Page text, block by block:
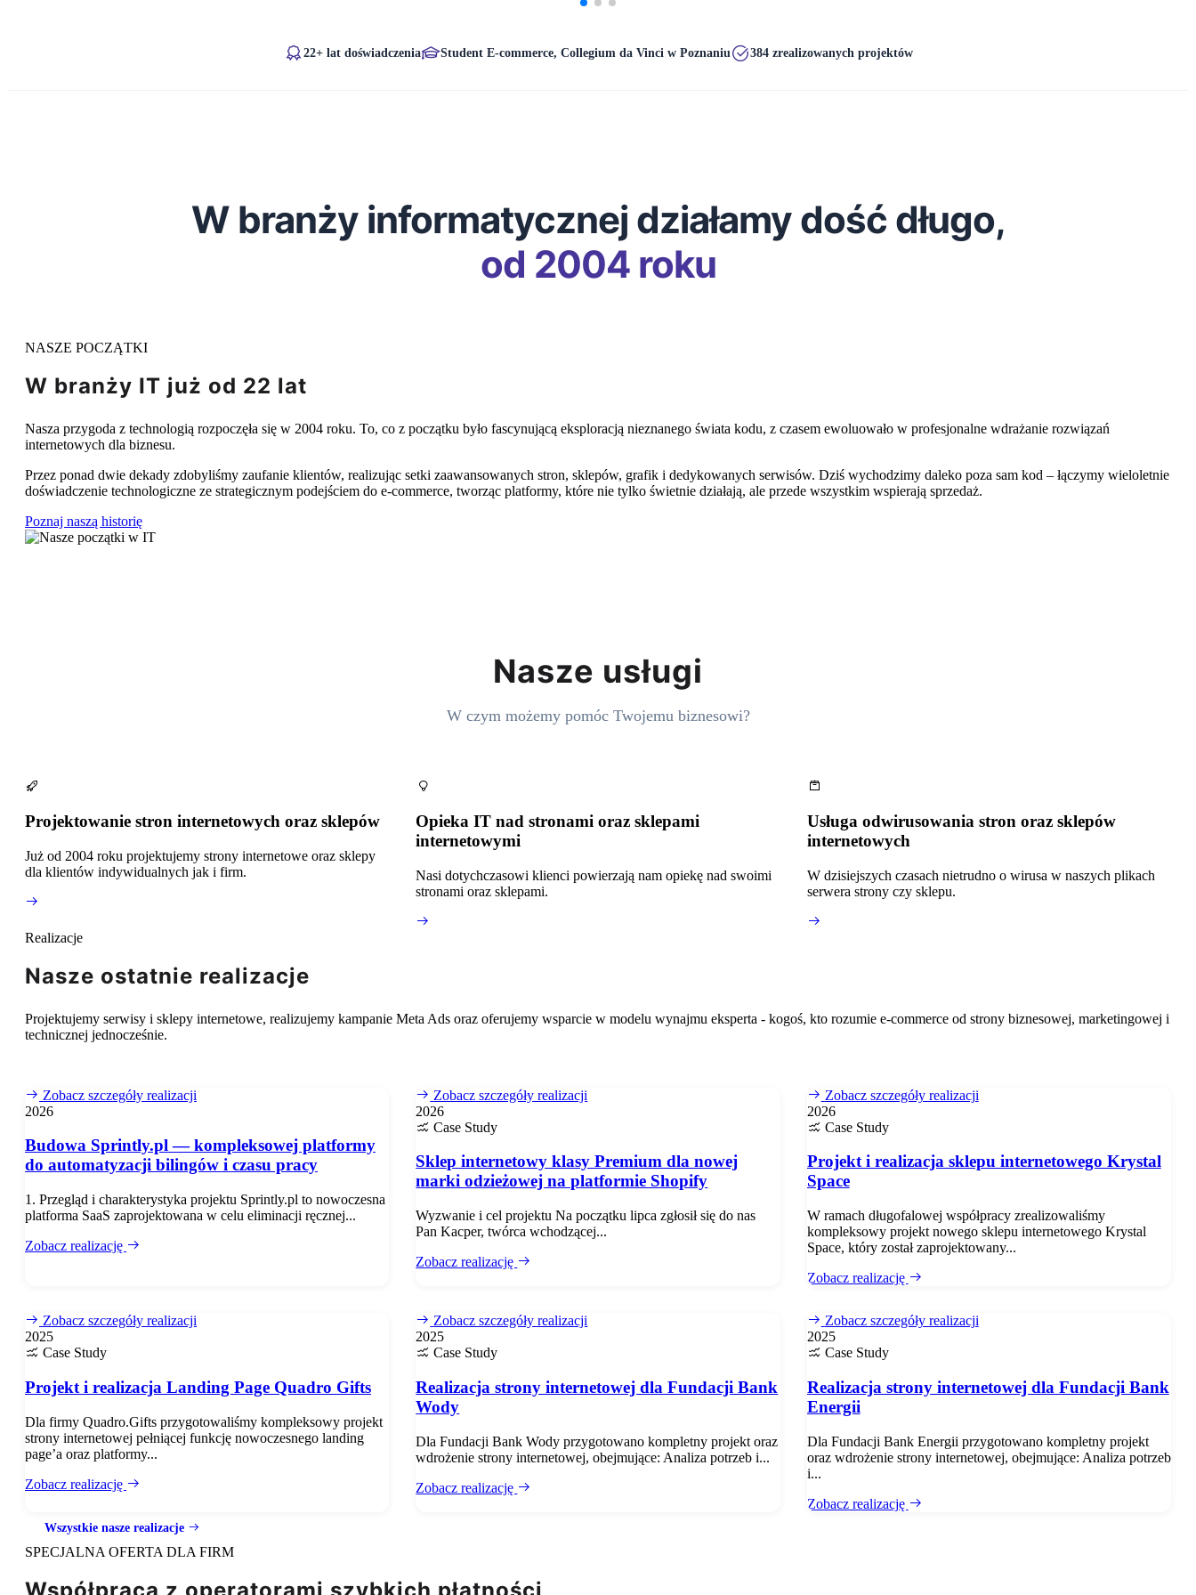
22+ lat doświadczenia Student E-commerce, Collegium da Vinci w Poznaniu 384 zrealizowanych projektów
W branży informatycznej działamy dość długo,
od 2004 roku
NASZE POCZĄTKI
W branży IT już od 22 lat
Nasza przygoda z technologią rozpoczęła się w 2004 roku. To, co z początku było fascynującą eksploracją nieznanego świata kodu, z czasem ewoluowało w profesjonalne wdrażanie rozwiązań
internetowych dla biznesu.
Przez ponad dwie dekady zdobyliśmy zaufanie klientów, realizując setki zaawansowanych stron, sklepów, grafik i dedykowanych serwisów. Dziś wychodzimy daleko poza sam kod – łączymy wieloletnie
doświadczenie technologiczne ze strategicznym podejściem do e-commerce, tworząc platformy, które nie tylko świetnie działają, ale przede wszystkim wspierają sprzedaż.
Poznaj naszą historię
Nasze usługi
W czym możemy pomóc Twojemu biznesowi?
Projektowanie stron internetowych oraz sklepów
Już od 2004 roku projektujemy strony internetowe oraz sklepy
dla klientów indywidualnych jak i firm.
Opieka IT nad stronami oraz sklepami
internetowymi
Nasi dotychczasowi klienci powierzają nam opiekę nad swoimi
stronami oraz sklepami.
Usługa odwirusowania stron oraz sklepów
internetowych
W dzisiejszych czasach nietrudno o wirusa w naszych plikach
serwera strony czy sklepu.
Realizacje
Nasze ostatnie realizacje
Projektujemy serwisy i sklepy internetowe, realizujemy kampanie Meta Ads oraz oferujemy wsparcie w modelu wynajmu eksperta - kogoś, kto rozumie e-commerce od strony biznesowej, marketingowej i
technicznej jednocześnie.
Zobacz szczegóły realizacji
2026
Budowa Sprintly.pl — kompleksowej platformy
do automatyzacji bilingów i czasu pracy
1. Przegląd i charakterystyka projektu Sprintly.pl to nowoczesna
platforma SaaS zaprojektowana w celu eliminacji ręcznej...
Zobacz realizację
Zobacz szczegóły realizacji
2026
Case Study
Sklep internetowy klasy Premium dla nowej
marki odzieżowej na platformie Shopify
Wyzwanie i cel projektu Na początku lipca zgłosił się do nas
Pan Kacper, twórca wchodzącej...
Zobacz realizację
Zobacz szczegóły realizacji
2026
Case Study
Projekt i realizacja sklepu internetowego Krystal
Space
W ramach długofalowej współpracy zrealizowaliśmy
kompleksowy projekt nowego sklepu internetowego Krystal
Space, który został zaprojektowany...
Zobacz realizację
Zobacz szczegóły realizacji
2025
Case Study
Projekt i realizacja Landing Page Quadro Gifts
Dla firmy Quadro.Gifts przygotowaliśmy kompleksowy projekt
strony internetowej pełniącej funkcję nowoczesnego landing
page’a oraz platformy...
Zobacz realizację
Zobacz szczegóły realizacji
2025
Case Study
Realizacja strony internetowej dla Fundacji Bank
Wody
Dla Fundacji Bank Wody przygotowano kompletny projekt oraz
wdrożenie strony internetowej, obejmujące: Analiza potrzeb i...
Zobacz realizację
Zobacz szczegóły realizacji
2025
Case Study
Realizacja strony internetowej dla Fundacji Bank
Energii
Dla Fundacji Bank Energii przygotowano kompletny projekt
oraz wdrożenie strony internetowej, obejmujące: Analiza potrzeb
i...
Zobacz realizację
Wszystkie nasze realizacje
SPECJALNA OFERTA DLA FIRM
Współpraca z operatorami szybkich płatności